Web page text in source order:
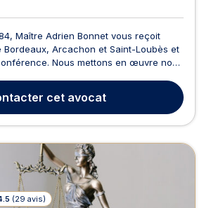
Maître Adrien Bonnet vous reçoit
Arcachon et Saint-Loubès et
Nous mettons en œuvre nos
de transparence et de réactivité.
vous représentons et nous p...
cet avocat
(29 avis)